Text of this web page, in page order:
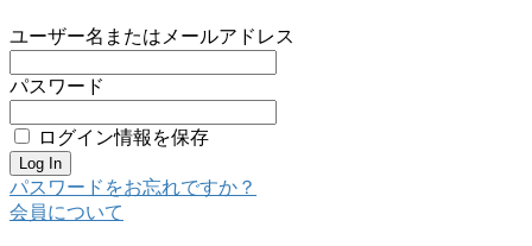
ユーザー名またはメールアドレス
パスワード
ログイン情報を保存
パスワードをお忘れですか？
会員について